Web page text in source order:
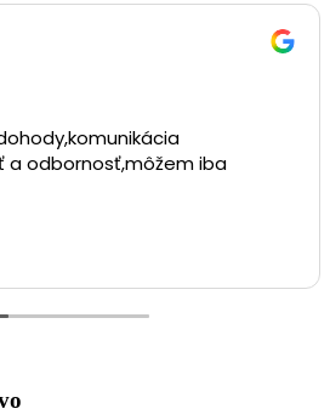
a odbornosť,môžem iba